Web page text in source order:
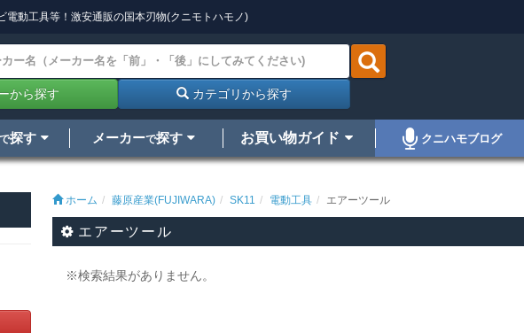
電動工具等！激安通販の国本刃物(クニモトハモノ)
から探す カテゴリから探す
探す メーカーで探す お買い物ガイド クニハモブログ
ホーム 藤原産業(FUJIWARA) SK11 電動工具 エアーツール
エアーツール
※検索結果がありません。